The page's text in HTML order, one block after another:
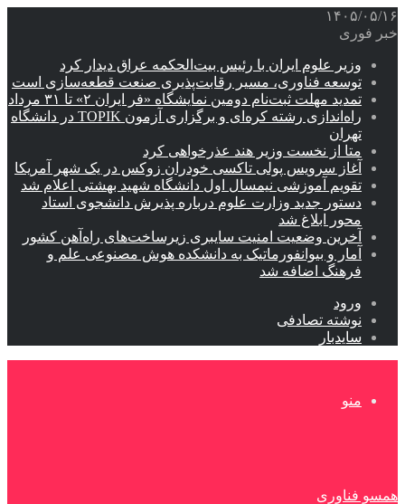
۱۴۰۵/۰۵/۱۶
خبر فوری
وزیر علوم ایران با رئیس بیت‌الحکمه عراق دیدار کرد
توسعه فناوری، مسیر رقابت‌پذیری صنعت قطعه‌سازی است
تمدید مهلت ثبت‌نام دومین نمایشگاه «فر ایران ۲» تا ۳۱ مرداد
راه‌اندازی رشته کره‌ای و برگزاری آزمون TOPIK در دانشگاه
تهران
متا از نخست وزیر هند عذرخواهی کرد
آغاز سرویس پولی تاکسی خودران زوکس در یک شهر آمریکا
تقویم آموزشی نیمسال اول دانشگاه شهید بهشتی اعلام شد
دستور جدید وزارت علوم درباره پذیرش دانشجوی استاد
محور ابلاغ شد
آخرین وضعیت امنیت سایبری زیرساخت‌های راه‌آهن کشور
آمار و بیوانفورماتیک به دانشکده هوش مصنوعی علم و
فرهنگ اضافه شد
ورود
نوشته تصادفی
سایدبار
منو
همسو فناوری